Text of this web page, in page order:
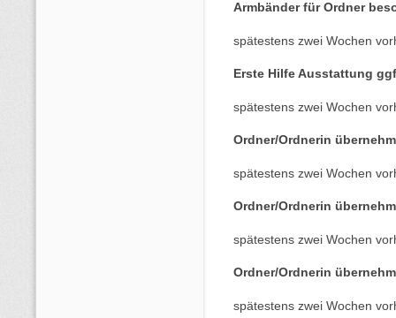
Armbänder für Ordner
spätestens zwei Wochen
Erste Hilfe Ausstattung
spätestens zwei Wochen
Ordner/Ordnerin
spätestens zwei Wochen
Ordner/Ordnerin
spätestens zwei Wochen
Ordner/Ordnerin
spätestens zwei Wochen